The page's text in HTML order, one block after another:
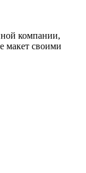
компании,
макет своими